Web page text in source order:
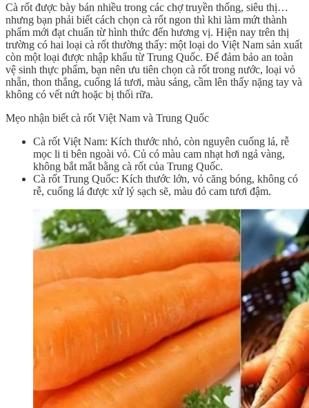
Cà rốt được bày bán nhiều trong các chợ truyền thống, siêu thị…
nhưng bạn phải biết cách chọn cà rốt ngon thì khi làm mứt thành
phẩm mới đạt chuẩn từ hình thức đến hương vị. Hiện nay trên thị
trường có hai loại cà rốt thường thấy: một loại do Việt Nam sản xuất
còn một loại được nhập khẩu từ Trung Quốc. Để đảm bảo an toàn
vệ sinh thực phẩm, bạn nên ưu tiên chọn cà rốt trong nước, loại vỏ
nhẵn, thon thẳng, cuống lá tươi, màu sáng, cầm lên thấy nặng tay và
không có vết nứt hoặc bị thối rữa.
Mẹo nhận biết cà rốt Việt Nam và Trung Quốc
Cà rốt Việt Nam: Kích thước nhỏ, còn nguyên cuống lá, rễ
mọc li ti bên ngoài vỏ. Củ có màu cam nhạt hơi ngả vàng,
không bắt mắt bằng cà rốt của Trung Quốc.
Cà rốt Trung Quốc: Kích thước lớn, vỏ căng bóng, không có
rễ, cuống lá được xử lý sạch sẽ, màu đỏ cam tươi đậm.